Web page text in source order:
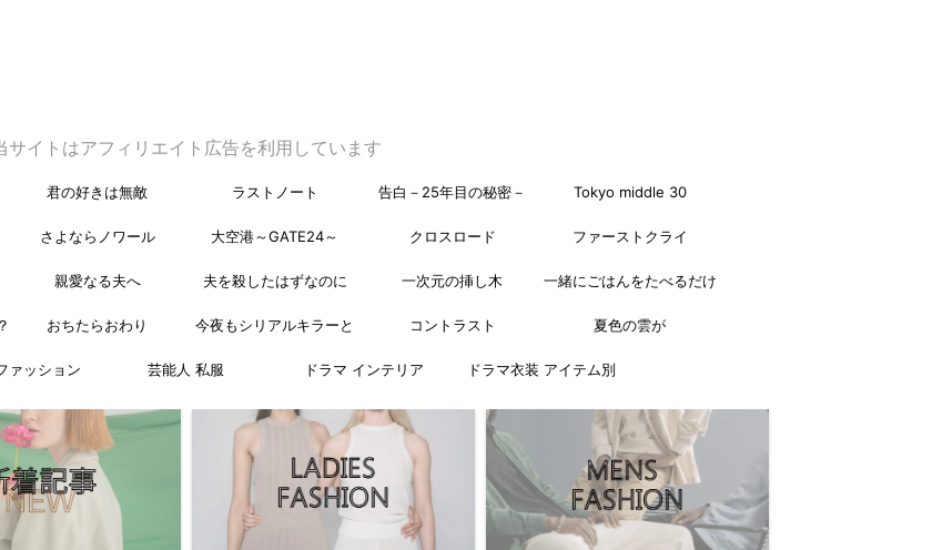
サイトはアフィリエイト広告を利用しています
君の好きは無敵 ラストノート 告白－25年目の秘密－ Tokyo middle 30
さよならノワール 大空港～GATE24～ クロスロード ファーストクライ
親愛なる夫へ 夫を殺したはずなのに 一次元の挿し木 一緒にごはんをたべるだけ
おちたらおわり 今夜もシリアルキラーと コントラスト 夏色の雲が
ァッション 芸能人 私服 ドラマ インテリア ドラマ衣装 アイテム別